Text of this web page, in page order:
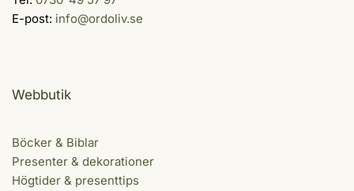
E-post: info@ordoliv.se
Webbutik
Böcker & Biblar
Presenter & dekorationer
Högtider & presenttips